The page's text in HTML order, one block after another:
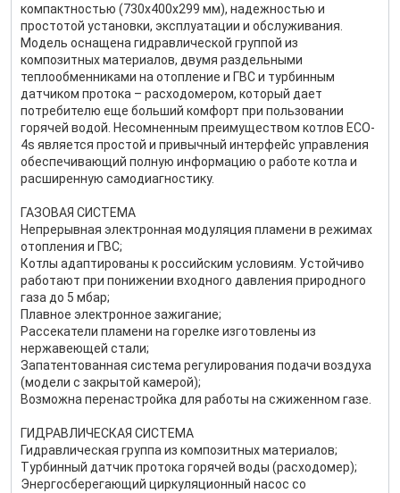
компактностью (730х400х299 мм), надежностью и
простотой установки, эксплуатации и обслуживания.
Модель оснащена гидравлической группой из
композитных материалов, двумя раздельными
теплообменниками на отопление и ГВС и турбинным
датчиком протока – расходомером, который дает
потребителю еще больший комфорт при пользовании
горячей водой. Несомненным преимуществом котлов ECO-
4s является простой и привычный интерфейс управления
обеспечивающий полную информацию о работе котла и
расширенную самодиагностику.
ГАЗОВАЯ СИСТЕМА
Непрерывная электронная модуляция пламени в режимах
отопления и ГВС;
Котлы адаптированы к российским условиям. Устойчиво
работают при понижении входного давления природного
газа до 5 мбар;
Плавное электронное зажигание;
Рассекатели пламени на горелке изготовлены из
нержавеющей стали;
Запатентованная система регулирования подачи воздуха
(модели с закрытой камерой);
Возможна перенастройка для работы на сжиженном газе.
ГИДРАВЛИЧЕСКАЯ СИСТЕМА
Гидравлическая группа из композитных материалов;
Турбинный датчик протока горячей воды (расходомер);
Энергосберегающий циркуляционный насос со